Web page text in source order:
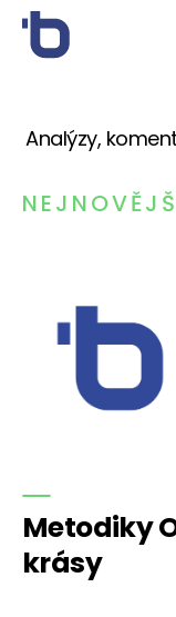
Analýzy,
Metodiky
krásy